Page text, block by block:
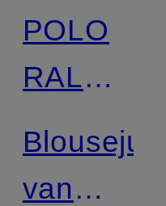
POLO
RALPH
LAUREN
van